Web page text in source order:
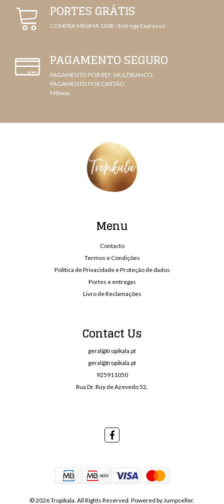
PORTES GRÁTIS
COMPRA MÍNIMA 100€ - Entrega Expresso
PAGAMENTO SEGURO
PAGAMENTO POR REF. MULTIBANCO,
PAGAMENTO POR CARTÃO
MBway
Menu
Contacto
Termos e Condições
Política de Privacidade e Proteção de dados
Portes e entregas
Livro de Reclamações
Contact Us
geral@tropikala.pt
geral@tropikala.pt
925911050
Rua Dr. Ruy de Azevedo 52,
© 2026 Tropikala. All Rights Reserved. Powered by Jumpseller.